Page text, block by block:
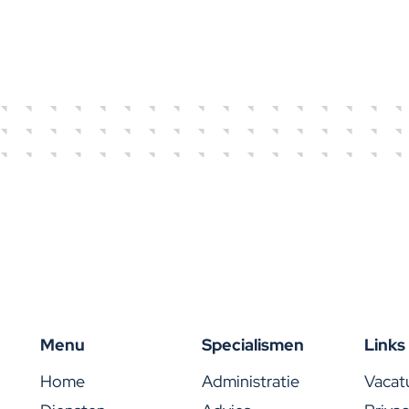
Menu
Home
Specialismen
Administratie
Links